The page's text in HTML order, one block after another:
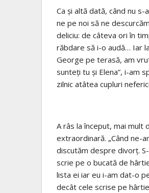
Ca şi altă dată, când nu
ne pe noi să ne
deliciu: de câteva ori în
răbdare să i-o audă… Iar
George pe terasă, am
sunteţi tu şi Elena”, i-am
zilnic atâtea cupluri
A râs la început, mai
extraordinară. „Când ne-
discutăm despre divorţ.
scrie pe o bucată de
lista ei iar eu i-am dat-o
decât cele scrise pe